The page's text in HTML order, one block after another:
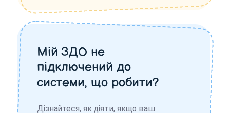
Мій ЗДО не
підключений до
системи, що робити?
Дізнайтеся, як діяти, якщо ваш